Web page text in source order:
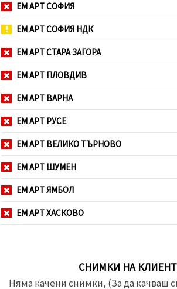
ЕМ АРТ СОФИЯ
ЕМ АРТ СОФИЯ НДК
ЕМ АРТ СТАРА ЗАГОРА
ЕМ АРТ ПЛОВДИВ
ЕМ АРТ ВАРНА
ЕМ АРТ РУСЕ
ЕМ АРТ ВЕЛИКО ТЪРНОВО
ЕМ АРТ ШУМЕН
ЕМ АРТ ЯМБОЛ
ЕМ АРТ ХАСКОВО
СНИМКИ НА
Няма качени снимки, (За да качваш